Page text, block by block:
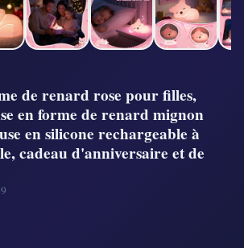
de renard rose pour filles,
en forme de renard mignon
en silicone rechargeable à
cadeau d'anniversaire et de